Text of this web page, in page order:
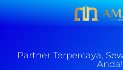
Partner Terpercaya,
Anda!